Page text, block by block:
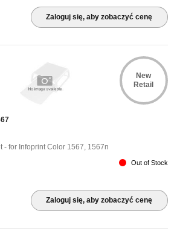
Zaloguj się, aby zobaczyć cenę
New
Retail
- for Infoprint Color 1567, 1567n
Out of Stock
Zaloguj się, aby zobaczyć cenę